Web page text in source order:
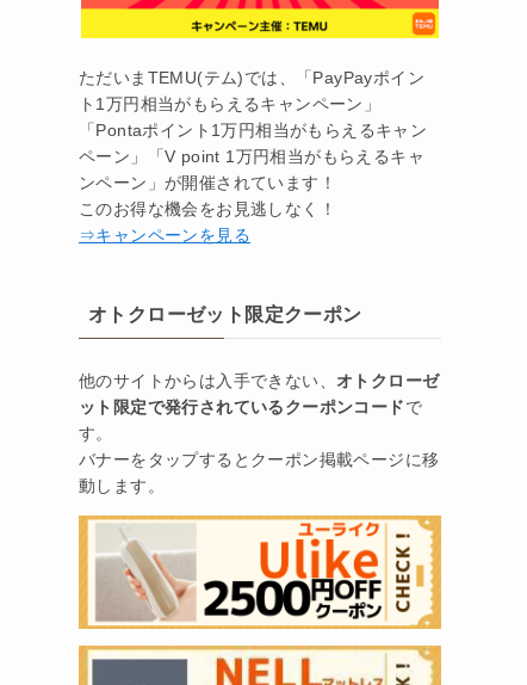
ただいまTEMU(テム)では、「PayPayポイン
ト1万円相当がもらえるキャンペーン」
「Pontaポイント1万円相当がもらえるキャン
ペーン」「V point 1万円相当がもらえるキャ
ンペーン」が開催されています！
このお得な機会をお見逃しなく！
⇒キャンペーンを見る
オトクローゼット限定クーポン
他のサイトからは入手できない、 オトクローゼ
ット限定で発行されているクーポンコードで
す。
バナーをタップするとクーポン掲載ページに移
動します。